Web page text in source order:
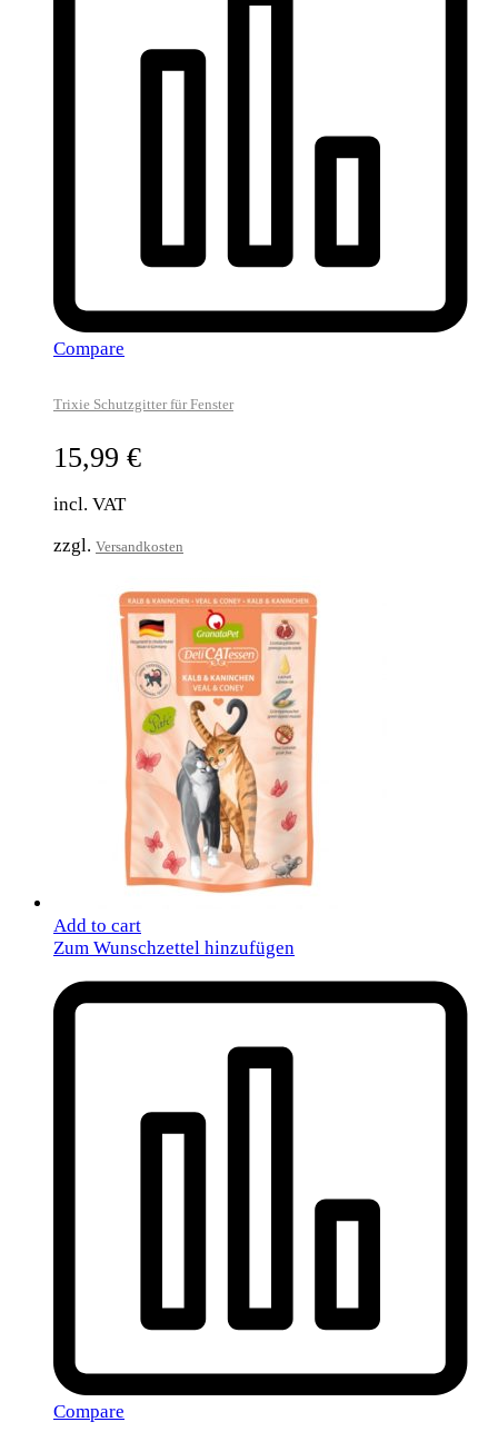
Compare
Trixie Schutzgitter für Fenster
15,99 €
incl. VAT
zzgl. Versandkosten
Add to cart
Zum Wunschzettel hinzufügen
Compare